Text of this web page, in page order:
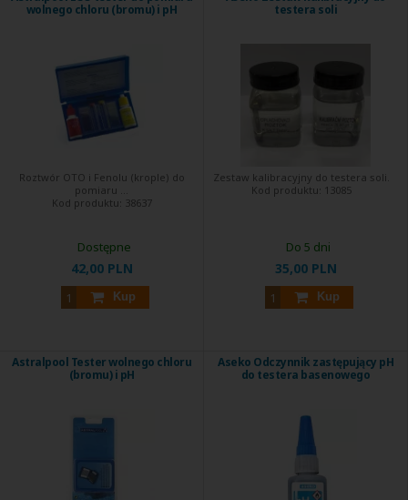
wolnego chloru (bromu) i pH
Roztwór OTO i Fenolu (krople) do
pomiaru ...
Kod produktu: 38637
42,00 PLN
Kup
Dostępne
testera soli
Zestaw kalibracyjny do testera soli.
Kod produktu: 13085
35,00 PLN
Kup
Do 5 dni
Astralpool Tester wolnego chloru
(bromu) i pH
Aseko Odczynnik zastępujący pH
do testera basenowego